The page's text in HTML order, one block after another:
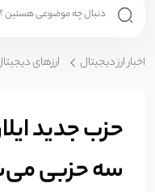
اخبار ارز دیجیتال ارزهای
حزب جدید
سه حزبی